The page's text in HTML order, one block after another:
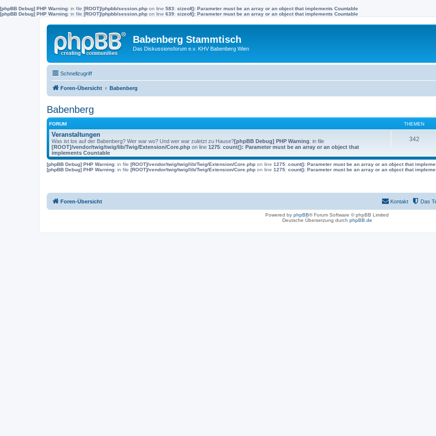
[phpBB Debug] PHP Warning: in file [ROOT]/phpbb/session.php on line 583: sizeof(): Parameter must be an array or an object that implements Countable
[phpBB Debug] PHP Warning: in file [ROOT]/phpbb/session.php on line 639: sizeof(): Parameter must be an array or an object that implements Countable
Babenberg Stammtisch
Das Diskussionsforum e.v. KHV Babenberg Wien
Schnellzugriff
Foren-Übersicht Babenberg
Babenberg
FORUM THEMEN
Veranstaltungen
Was ist los auf der Babenberg? Wer war wo? Und wer war zuletzt zu Hause?[phpBB Debug] PHP Warning: in file
[ROOT]/vendor/twig/twig/lib/Twig/Extension/Core.php on line 1275: count(): Parameter must be an array or an object that
implements Countable
342
[phpBB Debug] PHP Warning: in file [ROOT]/vendor/twig/twig/lib/Twig/Extension/Core.php on line 1275: count(): Parameter must be an array or an object that
[phpBB Debug] PHP Warning: in file [ROOT]/vendor/twig/twig/lib/Twig/Extension/Core.php on line 1275: count(): Parameter must be an array or an object that
Foren-Übersicht Das
Kontakt
Powered by phpBB® Forum Software © phpBB Limited
Deutsche Übersetzung durch phpBB.de